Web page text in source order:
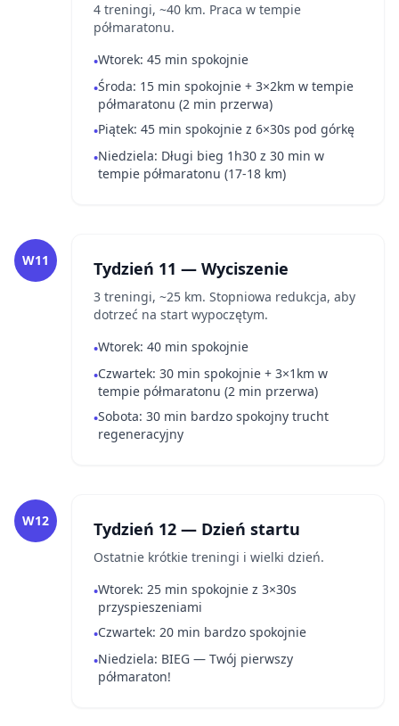
4 treningi, ~40 km. Praca w tempie
półmaratonu.
•Wtorek: 45 min spokojnie
•Środa: 15 min spokojnie + 3×2km w tempie
półmaratonu (2 min przerwa)
•Piątek: 45 min spokojnie z 6×30s pod górkę
•Niedziela: Długi bieg 1h30 z 30 min w
tempie półmaratonu (17-18 km)
W11 Tydzień 11 — Wyciszenie
3 treningi, ~25 km. Stopniowa redukcja, aby
dotrzeć na start wypoczętym.
•Wtorek: 40 min spokojnie
•Czwartek: 30 min spokojnie + 3×1km w
tempie półmaratonu (2 min przerwa)
•Sobota: 30 min bardzo spokojny trucht
regeneracyjny
W12 Tydzień 12 — Dzień startu
Ostatnie krótkie treningi i wielki dzień.
•Wtorek: 25 min spokojnie z 3×30s
przyspieszeniami
•Czwartek: 20 min bardzo spokojnie
•Niedziela: BIEG — Twój pierwszy
półmaraton!